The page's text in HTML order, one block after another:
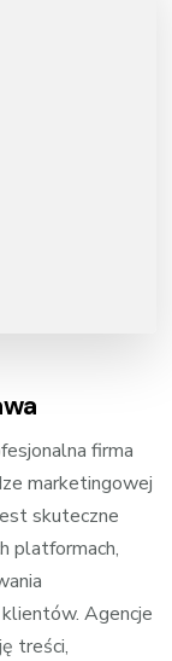
firma
marketingowej
skuteczne
platformach,
Agencje
treści,